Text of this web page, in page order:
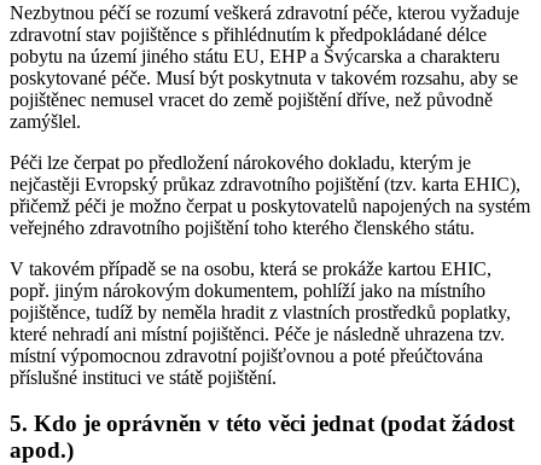
Nezbytnou péčí se rozumí veškerá zdravotní péče, kterou vyžaduje
zdravotní stav pojištěnce s přihlédnutím k předpokládané délce
pobytu na území jiného státu EU, EHP a Švýcarska a charakteru
poskytované péče. Musí být poskytnuta v takovém rozsahu, aby se
pojištěnec nemusel vracet do země pojištění dříve, než původně
zamýšlel.
Péči lze čerpat po předložení nárokového dokladu, kterým je
nejčastěji Evropský průkaz zdravotního pojištění (tzv. karta EHIC),
přičemž péči je možno čerpat u poskytovatelů napojených na systém
veřejného zdravotního pojištění toho kterého členského státu.
V takovém případě se na osobu, která se prokáže kartou EHIC,
popř. jiným nárokovým dokumentem, pohlíží jako na místního
pojištěnce, tudíž by neměla hradit z vlastních prostředků poplatky,
které nehradí ani místní pojištěnci. Péče je následně uhrazena tzv.
místní výpomocnou zdravotní pojišťovnou a poté přeúčtována
příslušné instituci ve státě pojištění.
5. Kdo je oprávněn v této věci jednat (podat žádost
apod.)